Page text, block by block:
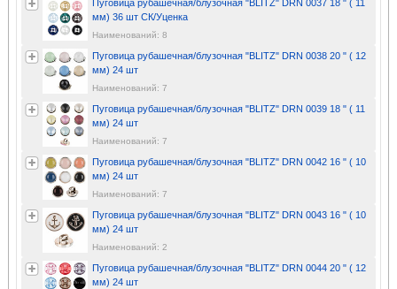
Пуговица рубашечная/блузочная "BLITZ" DRN 0037 18 " ( 11
мм) 36 шт СК/Уценка
Наименований: 8
Пуговица рубашечная/блузочная "BLITZ" DRN 0038 20 " ( 12
мм) 24 шт
Наименований: 7
Пуговица рубашечная/блузочная "BLITZ" DRN 0039 18 " ( 11
мм) 24 шт
Наименований: 7
Пуговица рубашечная/блузочная "BLITZ" DRN 0042 16 " ( 10
мм) 24 шт
Наименований: 7
Пуговица рубашечная/блузочная "BLITZ" DRN 0043 16 " ( 10
мм) 24 шт
Наименований: 2
Пуговица рубашечная/блузочная "BLITZ" DRN 0044 20 " ( 12
мм) 24 шт